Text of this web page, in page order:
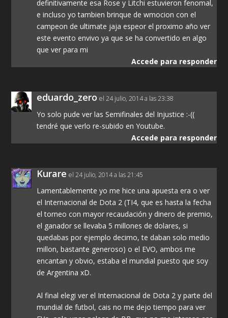
definitivamente esa Rose y Litchi estuvieron fenomal,
e incluso yo tambien brinque de wmocion con el
campeon de ultimate jaja espeor el proximo año ver
este evento envivo ya que se ha convertido en algo
que ver para mi
Accede para responder
eduardo_zero el 24 julio, 2014 a las 23:38
Yo solo pude ver las Semifinales del Injustice :-((
tendré que verlo re-subido en Youtube.
Accede para responder
Kurare el 24 julio, 2014 a las 21:45
Lamentablemente yo me hice una apuesta era o ver
el Internacional de Dota 2 (TI4, que es hasta la fecha
el torneo con mayor recaudación y dinero de premio,
el ganador se llevaba 5 millones de dolares, si
quedabas por ejemplo decimo, te daban solo medio
millon, bastante generoso) o el EVO, ambos me
encantan y obvio, estaba el mundial puesto que soy
de Argentina xD.
Al final elegi ver el Internacional de Dota 2 y parte del
mundial de futbol, cais no me dejo tiempo para ver